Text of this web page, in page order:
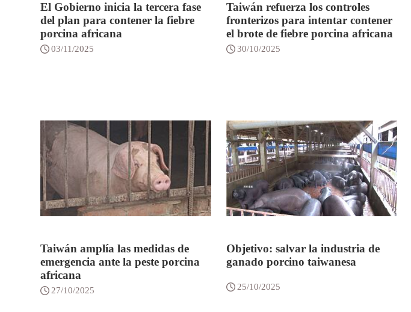
El Gobierno inicia la tercera fase
del plan para contener la fiebre
porcina africana
03/11/2025
Taiwán refuerza los controles
fronterizos para intentar contener
el brote de fiebre porcina africana
30/10/2025
Taiwán amplía las medidas de
emergencia ante la peste porcina
africana
27/10/2025
Objetivo: salvar la industria de
ganado porcino taiwanesa
25/10/2025